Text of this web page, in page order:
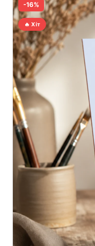
-16%
🔥 Хіт